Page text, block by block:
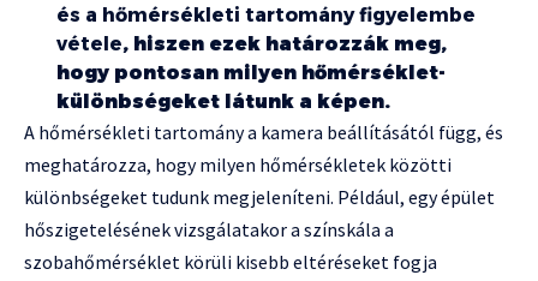
és a hőmérsékleti tartomány figyelembe
vétele, hiszen ezek határozzák meg,
hogy pontosan milyen hőmérséklet-
különbségeket látunk a képen.
A hőmérsékleti tartomány a kamera beállításától függ, és
meghatározza, hogy milyen hőmérsékletek közötti
különbségeket tudunk megjeleníteni. Például, egy épület
hőszigetelésének vizsgálatakor a színskála a
szobahőmérséklet körüli kisebb eltéréseket fogja